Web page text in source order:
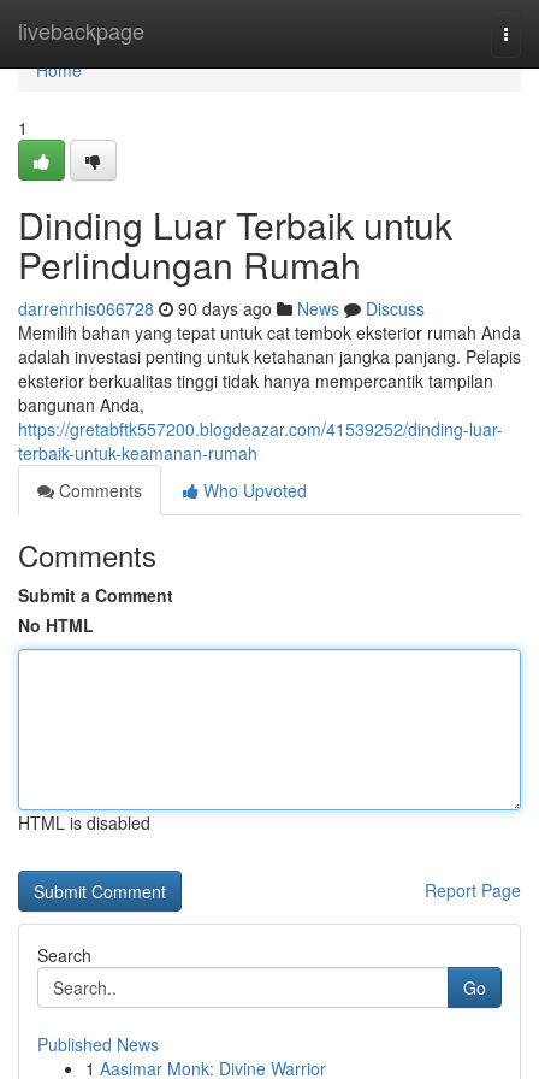
livebackpage
Home
Home
1
Dinding Luar Terbaik untuk
Perlindungan Rumah
darrenrhis066728 90 days ago News
Discuss
Memilih bahan yang tepat untuk cat tembok eksterior rumah Anda
adalah investasi penting untuk ketahanan jangka panjang. Pelapis
eksterior berkualitas tinggi tidak hanya mempercantik tampilan
bangunan Anda,
https://gretabftk557200.blogdeazar.com/41539252/dinding-luar-
terbaik-untuk-keamanan-rumah
Comments
Who Upvoted
Comments
Submit a Comment
No HTML
HTML is disabled
Report Page
Search
Go
Published News
1 Aasimar Monk: Divine Warrior